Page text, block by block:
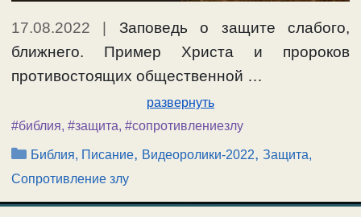
17.08.2022
Заповедь о защите слабого,
ближнего. Пример Христа и пророков
противостоящих общественной …
развернуть
#библия, #защита, #сопротивлениезлу
Рубрики
Библия, Писание, Видеоролики-2022,Защита,
Сопротивление злу